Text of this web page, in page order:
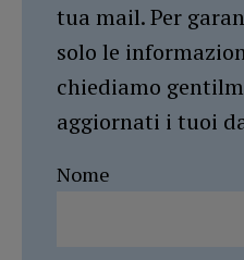
tua mail. Per
solo le
chiediamo
aggiornati i tuoi
Nome